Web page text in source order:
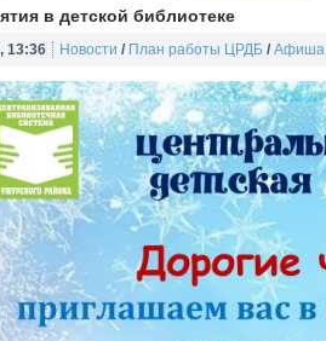
в детской библиотеке
13:36 Новости / План работы ЦРДБ / Афиша